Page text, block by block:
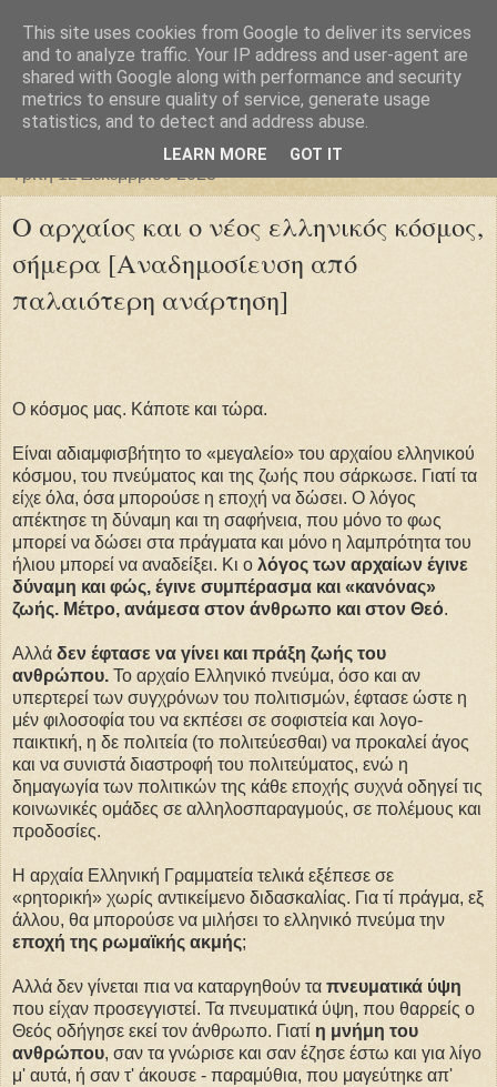
Φιλαρέτη
"ἄγει πρός φῶς τήν ἀλήθειαν χρόνος" -- Μένανδρος
Τρίτη 12 Δεκεμβρίου 2023
Ο αρχαίος και ο νέος ελληνικός κόσμος,
σήμερα [Αναδημοσίευση από
παλαιότερη ανάρτηση]
Ο κόσμος μας. Κάποτε και τώρα.
Είναι αδιαμφισβήτητο το «μεγαλείο» του αρχαίου ελληνικού
κόσμου, του πνεύματος και της ζωής που σάρκωσε. Γιατί τα
είχε όλα, όσα μπορούσε η εποχή να δώσει. Ο λόγος
απέκτησε τη δύναμη και τη σαφήνεια, που μόνο το φως
μπορεί να δώσει στα πράγματα και μόνο η λαμπρότητα του
ήλιου μπορεί να αναδείξει. Κι ο λόγος των αρχαίων έγινε
δύναμη και φώς, έγινε συμπέρασμα και «κανόνας»
ζωής. Μέτρο, ανάμεσα στον άνθρωπο και στον Θεό.
Αλλά δεν έφτασε να γίνει και πράξη ζωής του
ανθρώπου. Το αρχαίο Ελληνικό πνεύμα, όσο και αν
υπερτερεί των συγχρόνων του πολιτισμών, έφτασε ώστε η
μέν φιλοσοφία του να εκπέσει σε σοφιστεία και λογο-
παικτική, η δε πολιτεία (το πολιτεύεσθαι) να προκαλεί άγος
και να συνιστά διαστροφή του πολιτεύματος, ενώ η
δημαγωγία των πολιτικών της κάθε εποχής συχνά οδηγεί τις
κοινωνικές ομάδες σε αλληλοσπαραγμούς, σε πολέμους και
προδοσίες.
Η αρχαία Ελληνική Γραμματεία τελικά εξέπεσε σε
«ρητορική» χωρίς αντικείμενο διδασκαλίας. Για τί πράγμα, εξ
άλλου, θα μπορούσε να μιλήσει το ελληνικό πνεύμα την
εποχή της ρωμαϊκής ακμής;
Αλλά δεν γίνεται πια να καταργηθούν τα πνευματικά ύψη
που είχαν προσεγγιστεί. Τα πνευματικά ύψη, που θαρρείς ο
Θεός οδήγησε εκεί τον άνθρωπο. Γιατί η μνήμη του
ανθρώπου, σαν τα γνώρισε και σαν έζησε έστω και για λίγο
μ' αυτά, ή σαν τ' άκουσε - παραμύθια, που μαγεύτηκε απ'
This site uses cookies from Google to deliver its services
and to analyze traffic. Your IP address and user-agent are
shared with Google along with performance and security
metrics to ensure quality of service, generate usage
statistics, and to detect and address abuse.
LEARN MORE GOT IT